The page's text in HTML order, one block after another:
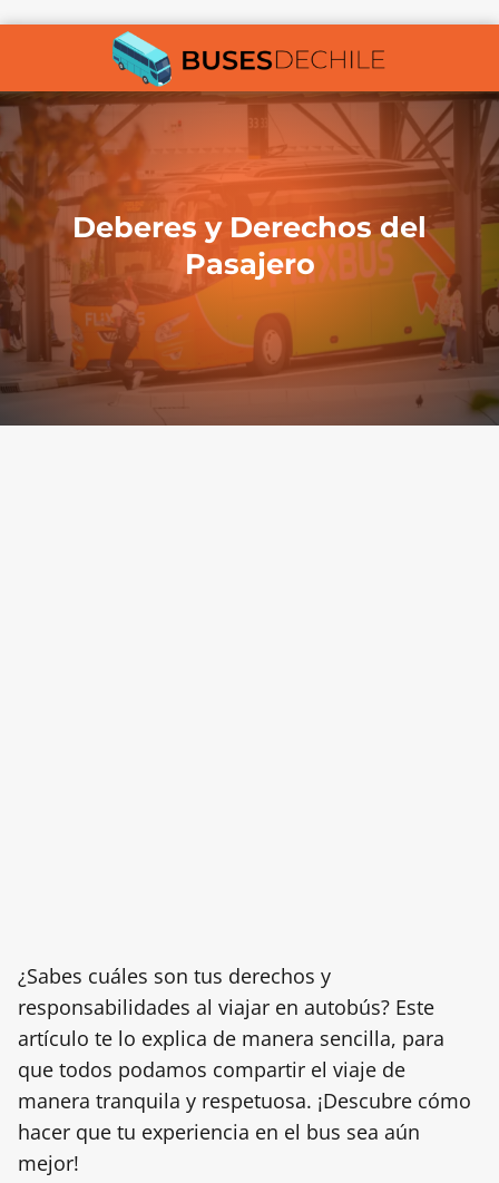
Deberes y Derechos del
Pasajero
¿Sabes cuáles son tus derechos y
responsabilidades al viajar en autobús? Este
artículo te lo explica de manera sencilla, para
que todos podamos compartir el viaje de
manera tranquila y respetuosa. ¡Descubre cómo
hacer que tu experiencia en el bus sea aún
mejor!